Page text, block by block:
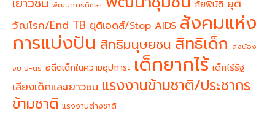
พัฒนาการศึกษา ภัยพิบัติ ยุติ
วัณโรค/End TB ยุติเอดส์/Stop AIDS สังคมแห่ง
การแบ่งปัน สิทธิมนุษยชน สิทธิเด็ก ส่งน้อง
จบ ป-ตรี อดีตเด็กในความอุปการะ เด็กยากไร้ เด็กไร้รัฐ
เสียงเด็กและเยาวชน แรงงานข้ามชาติ/ประชากร
ข้ามชาติ แรงงานต่างชาติ